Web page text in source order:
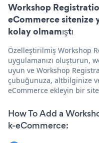
Workshop
eCommerce sitenize
kolay olmamıştı
Özelleştirilmiş Workshop
uygulamanızı oluşturun,
uyun ve Workshop
çubuğunuza, altbilginize
eCommerce ekleyin bir
How To Add a
k-eCommerce: